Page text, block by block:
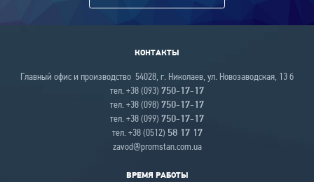
КОНТАКТЫ
Главный офис и производство 54028, г. Николаев, ул. Новозаводская, 13 б
тел. +38 (093) 750-17-17
тел. +38 (098) 750-17-17
тел. +38 (099) 750-17-17
тел. +38 (0512) 58 17 17
zavod@promstan.com.ua
ВРЕМЯ РАБОТЫ